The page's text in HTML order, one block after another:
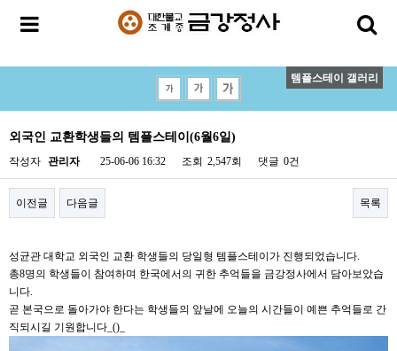
템플스테이 갤러리
외국인 교환학생들의 템플스테이(6월6일)
작성자 관리자 25-06-06 16:32 조회 2,547회 댓글 0건
이전글 다음글 목록
성균관 대학교 외국인 교환 학생들의 당일형 템플스테이가 진행되었습니다.
총8명의 학생들이 참여하며 한국에서의 귀한 추억들을 금강정사에서 담아보았습
니다.
곧 본국으로 돌아가야 한다는 학생들의 앞날에 오늘의 시간들이 예쁜 추억들로 간
직되시길 기원합니다_()_